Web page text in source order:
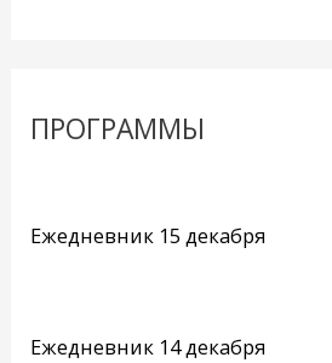
ПРОГРАММЫ
Ежедневник 15 декабря
Ежедневник 14 декабря